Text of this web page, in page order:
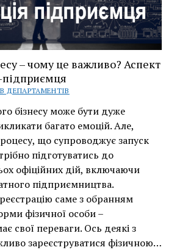
– чому це важливо? Аспект
підприємця
ДЕПАРТАМЕНТІВ
бізнесу може бути дуже
багато емоцій. Але,
що супроводжує запуск
підготуватись до
офіційних дій, включаючи
підприємництва.
саме з обранням
фізичної особи –
свої переваги. Ось деякі з
зареєструватися фізичною…